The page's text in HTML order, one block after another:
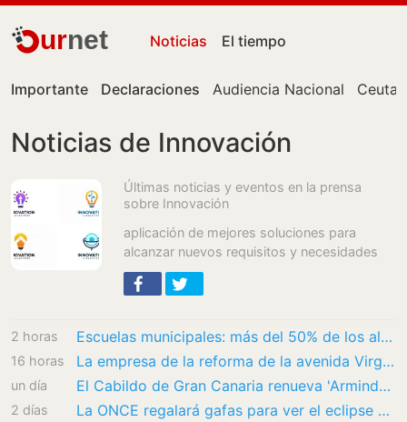
urnet Noticias El tiempo
Importante Declaraciones Audiencia Nacional Ceuta
Noticias de Innovación
Últimas noticias y eventos en la prensa
sobre Innovación
aplicación de mejores soluciones para
alcanzar nuevos requisitos y necesidades
2 horas Escuelas municipales: más del 50% de los alumnos encuentra trabajo
16 horas La empresa de la reforma de la avenida Virgen de la Montaña de Cáceres no ha firmado el…
un día El Cabildo de Gran Canaria renueva 'Arminda', su asistente virtual
2 días La ONCE regalará gafas para ver el eclipse solar del 12 de agosto: dónde conseguirlas…